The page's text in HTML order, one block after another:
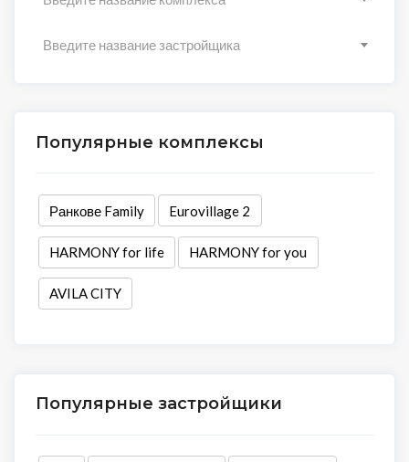
Введите название застройщика
Популярные комплексы
Ранкове Family Eurovillage 2
HARMONY for life HARMONY for you
AVILA CITY
Популярные застройщики